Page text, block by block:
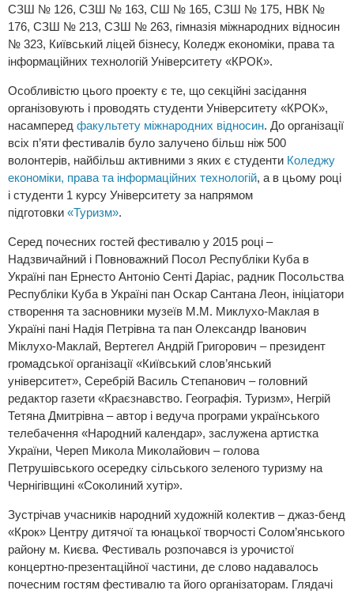
СЗШ № 126, СЗШ № 163, СШ № 165, СЗШ № 175, НВК №
176, СЗШ № 213, СЗШ № 263, гімназія міжнародних відносин
№ 323, Київський ліцей бізнесу, Коледж економіки, права та
інформаційних технологій Університету «КРОК».
Особливістю цього проекту є те, що секційні засідання
організовують і проводять студенти Університету «КРОК»,
насамперед факультету міжнародних відносин. До організації
всіх п’яти фестивалів було залучено більш ніж 500
волонтерів, найбільш активними з яких є студенти Коледжу
економіки, права та інформаційних технологій, а в цьому році
і студенти 1 курсу Університету за напрямом
підготовки «Туризм».
Серед почесних гостей фестивалю у 2015 році –
Надзвичайний і Повноважний Посол Республіки Куба в
Україні пан Ернесто Антоніо Сенті Даріас, радник Посольства
Республіки Куба в Україні пан Оскар Сантана Леон, ініціатори
створення та засновники музеїв М.М. Миклухо-Маклая в
Україні пані Надія Петрівна та пан Олександр Іванович
Міклухо-Маклай, Вертегел Андрій Григорович – президент
громадської організації «Київський слов’янський
університет», Серебрій Василь Степанович – головний
редактор газети «Краєзнавство. Географія. Туризм», Негрій
Тетяна Дмитрівна – автор і ведуча програми українського
телебачення «Народний календар», заслужена артистка
України, Череп Микола Миколайович – голова
Петрушівського осередку сільського зеленого туризму на
Чернігівщині «Соколиний хутір».
Зустрічав учасників народний художній колектив – джаз-бенд
«Крок» Центру дитячої та юнацької творчості Солом’янського
району м. Києва. Фестиваль розпочався із урочистої
концертно-презентаційної частини, де слово надавалось
почесним гостям фестивалю та його організаторам. Глядачі